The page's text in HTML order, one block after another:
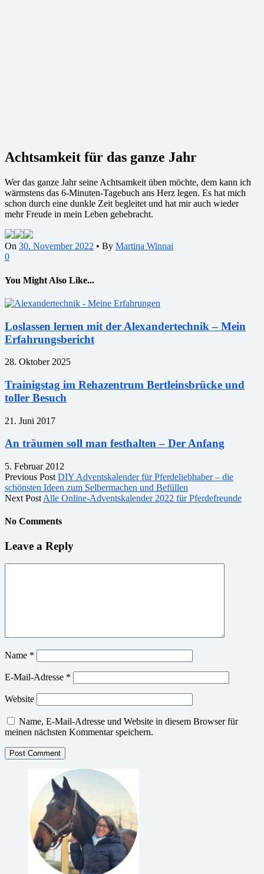
Achtsamkeit für das ganze Jahr
Wer das ganze Jahr seine Achtsamkeit üben möchte, dem kann ich
wärmstens das 6-Minuten-Tagebuch ans Herz legen. Es hat mich
schon durch eine dunkle Zeit begleitet und hat mir auch wieder
mehr Freude in mein Leben gebebracht.
On 30. November 2022 • By Martina Winnai
0
You Might Also Like...
Loslassen lernen mit der Alexandertechnik – Mein
Erfahrungsbericht
28. Oktober 2025
Trainigstag im Rehazentrum Bertleinsbrücke und
toller Besuch
21. Juni 2017
An träumen soll man festhalten – Der Anfang
5. Februar 2012
Previous Post DIY Adventskalender für Pferdeliebhaber – die
schönsten Ideen zum Selbermachen und Befüllen
Next Post Alle Online-Adventskalender 2022 für Pferdefreunde
No Comments
Leave a Reply
Name *
E-Mail-Adresse *
Website
Name, E-Mail-Adresse und Website in diesem Browser für
meinen nächsten Kommentar speichern.